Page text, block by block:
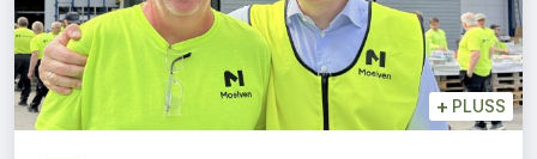
+ PLUSS